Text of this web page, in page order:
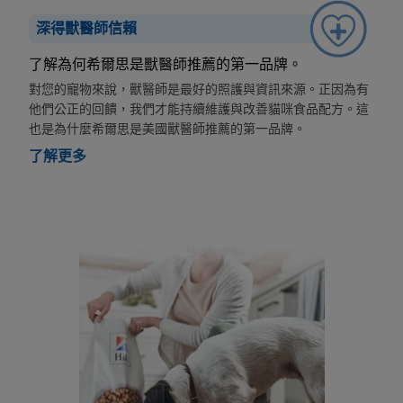
深得獸醫師信賴
了解為何希爾思是獸醫師推薦的第一品牌。
對您的寵物來說，獸醫師是最好的照護與資訊來源。正因為有
他們公正的回饋，我們才能持續維護與改善貓咪食品配方。這
也是為什麼希爾思是美國獸醫師推薦的第一品牌。
了解更多